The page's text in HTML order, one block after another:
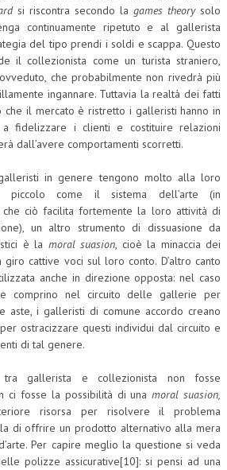
si riscontra secondo la games theorysolo
continuamente ripetuto e al gallerista
del tipo prendi i soldi e scappa. Questo
il collezionista come un turista straniero,
che probabilmente non rivedrà più
ingannare. Tuttavia la realtà dei fatti
che il mercato è ristretto i galleristi hanno in
a fidelizzare i clienti e costituire relazioni
dall’avere comportamenti scorretti.
in genere tengono molto alla loro
piccolo come il sistema dell’arte (in
ciò facilita fortemente la loro attività di
un altro strumento di dissuasione da
è la moral suasion, cioè la minaccia dei
cattive voci sul loro conto. D’altro canto
anche in direzione opposta: nel caso
comprino nel circuito delle gallerie per
aste, i galleristi di comune accordo creano
ostracizzare questi individui dal circuito e
di tal genere.
gallerista e collezionista non fosse
ci fosse la possibilità di unamoral suasion,
risorsa per risolvere il problema
di offrire un prodotto alternativo alla mera
Per capire meglio la questione si veda
polizze assicurative[10]: si pensi ad una